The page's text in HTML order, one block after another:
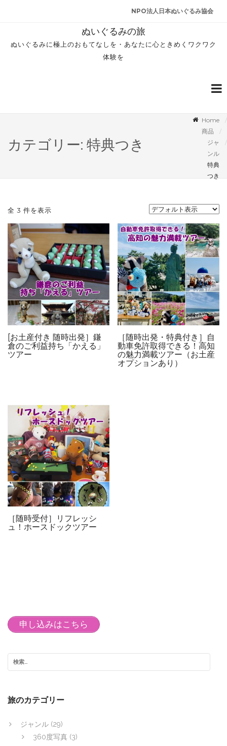
NPO法人日本ぬいぐるみ協会
ぬいぐるみの旅
ぬいぐるみに極上のおもてなしを・あなたに心ときめくワクワク
体験を
カテゴリー: 特典つき
Home
商品
ジャ
ンル
特典
つき
全 3 件を表示
[お土産付き 随時出発］鎌
倉のご利益持ち「かえる」
ツアー
［随時出発・特典付き］自
動車免許取得できる！高知
の魅力満載ツアー（お土産
オプションあり）
［随時受付］リフレッシ
ュ！ホースドックツアー
申し込みはこちら
旅のカテゴリー
ジャンル (29)
360度写真 (3)